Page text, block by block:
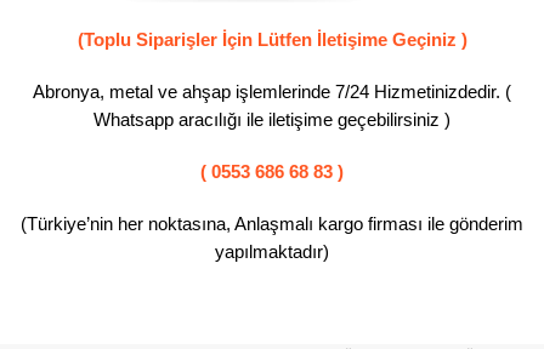
(Toplu Siparişler İçin Lütfen İletişime Geçiniz )
Abronya, metal ve ahşap işlemlerinde 7/24 Hizmetinizdedir. (
Whatsapp aracılığı ile iletişime geçebilirsiniz )
( 0553 686 68 83 )
(Türkiye’nin her noktasına, Anlaşmalı kargo firması ile gönderim
yapılmaktadır)